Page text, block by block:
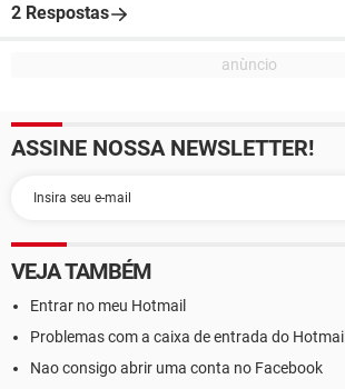
2 Respostas
ASSINE NOSSA NEWSLETTER!
VEJA TAMBÉM
Entrar no meu Hotmail
Problemas com a caixa de entrada do Hotmail
Nao consigo abrir uma conta no Facebook